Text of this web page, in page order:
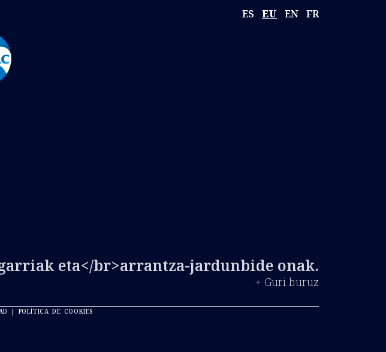
ES EU EN FR
eta</br>arrantza-jardunbide onak.
+ Guri buruz
| POLÍTICA DE COOKIES